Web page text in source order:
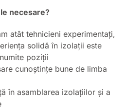
necesare?
atât tehnicieni experimentați,
solidă în izolații este
poziții
cunoștințe bune de limba
în asamblarea izolațiilor și a